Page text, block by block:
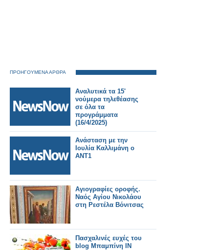
ΠΡΟΗΓΟΥΜΕΝΑ ΑΡΘΡΑ
Αναλυτικά τα 15'
νούμερα τηλεθέασης
σε όλα τα
προγράμματα
(16/4/2025)
Ανάσταση με την
Ιουλία Καλλιμάνη ο
ΑΝΤ1
Αγιογραφίες οροφής.
Ναός Αγίου Νικολάου
στη Ρεστέλα Βόνιτσας
Πασχαλινές ευχές του
blog Μπαμπίνη ΙΝ